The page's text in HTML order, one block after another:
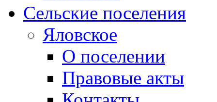
Сельские поселения
Яловское
О поселении
Правовые акты